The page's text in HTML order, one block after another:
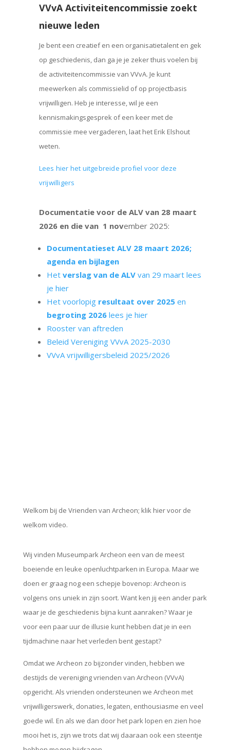
VVvA Activiteitencommissie zoekt
nieuwe leden
Je bent een creatief en een organisatietalent en gek
op geschiedenis, dan ga je je zeker thuis voelen bij
de activiteitencommissie van VVvA. Je kunt
meewerken als commissielid of op projectbasis
vrijwilligen. Heb je interesse, wil je een
kennismakingsgesprek of een keer met de
commissie mee vergaderen, laat het Erik Elshout
weten.
Lees hier het uitgebreide profiel voor deze
vrijwilligers
Documentatie voor de ALV van 28 maart
2026 en die van 1 november 2025:
Documentatieset ALV 28 maart 2026;
agenda en bijlagen
Het verslag van de ALVvan 29 maart lees
je hier
Het voorlopig resultaat over 2025en
begroting 2026lees je hier
Rooster van aftreden
Beleid Vereniging VVvA 2025-2030
VVvA vrijwilligersbeleid 2025/2026
Welkom bij de Vrienden van Archeon; klik hier voor de
welkom video.
Wij vinden Museumpark Archeon een van de meest
boeiende en leuke openluchtparken in Europa. Maar we
doen er graag nog een schepje bovenop: Archeon is
volgens ons uniek in zijn soort. Want ken jij een ander park
waar je de geschiedenis bijna kunt aanraken? Waar je
voor een paar uur de illusie kunt hebben dat je in een
tijdmachine naar het verleden bent gestapt?
Omdat we Archeon zo bijzonder vinden, hebben we
destijds de vereniging vrienden van Archeon (VVvA)
opgericht. Als vrienden ondersteunen we Archeon met
vrijwilligerswerk, donaties, legaten, enthousiasme en veel
goede wil. En als we dan door het park lopen en zien hoe
mooi het is, zijn we trots dat wij daaraan ook een steentje